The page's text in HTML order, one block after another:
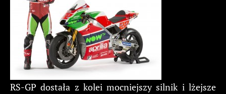
RS-GP dostała z kolei mocniejszy silnik i lżejsze